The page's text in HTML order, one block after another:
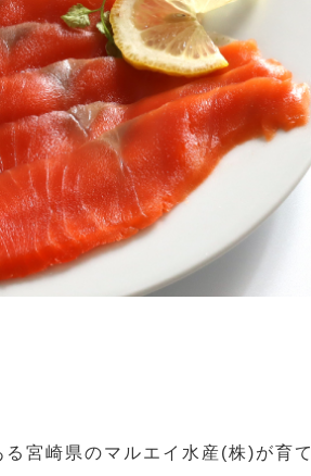
宮崎県のマルエイ水産(株)が育て